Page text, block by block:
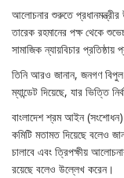
আলোচনার শুরুতে প্রধানমন্ত্রীর
তারেক রহমানের পক্ষ থেকে
সামাজিক ন্যায়বিচার প্রতিষ্ঠায়
তিনি আরও জানান, জনগণ বিপুল
ম্যান্ডেট দিয়েছে, যার ভিত্তি
বাংলাদেশ শ্রম আইন
কমিটি মতামত দিয়েছে বলেও
চালাবে এবং ত্রিপক্ষীয়
রয়েছে বলেও উল্লেখ করেন।